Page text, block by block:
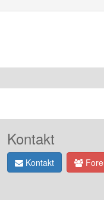
Kontakt
Kontakt